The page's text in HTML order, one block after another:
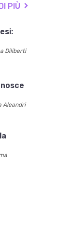
PIÙ
Diliberti
Aleandri